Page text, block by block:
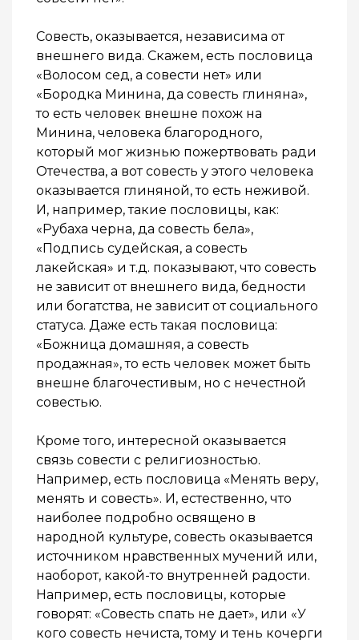
Совесть, оказывается, независима от
внешнего вида. Скажем, есть пословица
«Волосом сед, а совести нет» или
«Бородка Минина, да совесть глиняна»,
то есть человек внешне похож на
Минина, человека благородного,
который мог жизнью пожертвовать ради
Отечества, а вот совесть у этого человека
оказывается глиняной, то есть неживой.
И, например, такие пословицы, как:
«Рубаха черна, да совесть бела»,
«Подпись судейская, а совесть
лакейская» и т.д. показывают, что совесть
не зависит от внешнего вида, бедности
или богатства, не зависит от социального
статуса. Даже есть такая пословица:
«Божница домашняя, а совесть
продажная», то есть человек может быть
внешне благочестивым, но с нечестной
совестью.
Кроме того, интересной оказывается
связь совести с религиозностью.
Например, есть пословица «Менять веру,
менять и совесть». И, естественно, что
наиболее подробно освящено в
народной культуре, совесть оказывается
источником нравственных мучений или,
наоборот, какой-то внутренней радости.
Например, есть пословицы, которые
говорят: «Совесть спать не дает», или «У
кого совесть нечиста, тому и тень кочерги